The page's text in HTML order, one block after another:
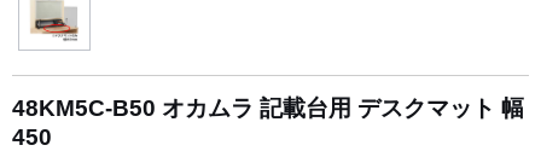
48KM5C-B50 オカムラ 記載台用 デスクマット 幅
450